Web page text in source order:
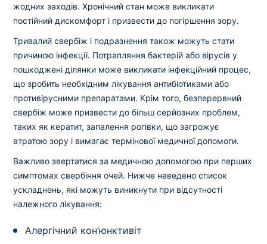
жодних заходів. Хронічний стан може викликати
постійний дискомфорт і призвести до погіршення зору.
Тривалий свербіж і подразнення також можуть стати
причиною інфекції. Потрапляння бактерій або вірусів у
пошкоджені ділянки може викликати інфекційний процес,
що зробить необхідним лікування антибіотиками або
противірусними препаратами. Крім того, безперервний
свербіж може призвести до більш серйозних проблем,
таких як кератит, запалення рогівки, що загрожує
втратою зору і вимагає термінової медичної допомоги.
Важливо звертатися за медичною допомогою при перших
симптомах свербіння очей. Нижче наведено список
ускладнень, які можуть виникнути при відсутності
належного лікування:
Алергічний кон’юнктивіт